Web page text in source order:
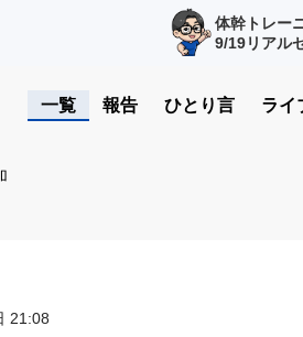
体幹トレー
9/19リアル
一覧 報告 ひとり言 ライ
21:08